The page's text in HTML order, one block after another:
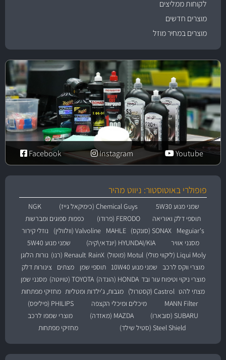
לקוחות ממליצים
מוצרים חדשים
מוצרים במחיר מוזל
Youtube
Instagram
Facebook
פופולרי באוטוסטור: ניווט מהיר
שמני מנוע 5W30 Chemical Guys (כימיקאל גייז)
NGK
תוספי דלק ואוריאה
FERODO (פרודו)
כפפות ספוגים ומברשות
Meguiar's
SONAX (סונקס) MAHLE Valvoline (וולוולין)
נוזלי קירור
מסנני אוויר
HYUNDAI/KIA (יונדאי\קיה)
שמני מנוע 5W40
Liqui Moly (ליקווי מולי)
Motul (מוטול) RainX Renault (רנו)
נורות הלוגן
מוצרי ווקס לרכב
שמני מנוע 10W40 תוספי שמן מצתים
צינורות דלק
מוצרי ניקוי וטיפוח עור ובד HONDA (הונדה) TOYOTA (טויוטה)
מסנני שמן
מצתי להט Castrol (קסטרול) מגבות, ג'ילדות ומטליות מחזיקי מפתחות
MANN Filter
מיכלים ומיכלי הקצפה
PHILIPS (פיליפס)
SUBARU (סובארו)
MAZDA (מאזדה)
מוצרי שמפו לרכב
Steel Shield (סטיל שילד)
מחזיקי מפתחות